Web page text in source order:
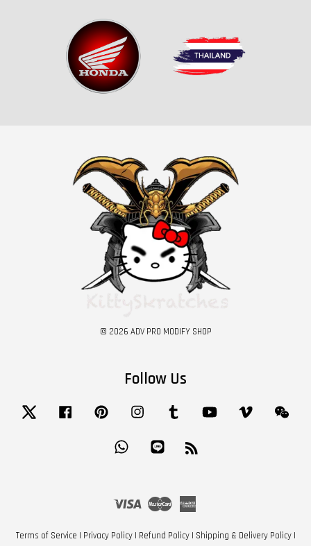
© 2026 ADV PRO MODIFY SHOP
Follow Us
Twitter Facebook Pinterest Instagram Tumblr YouTube Vimeo
Whatsapp
Visa Master
Terms of Service | Privacy Policy| Refund Policy| Shipping & Delivery Policy|